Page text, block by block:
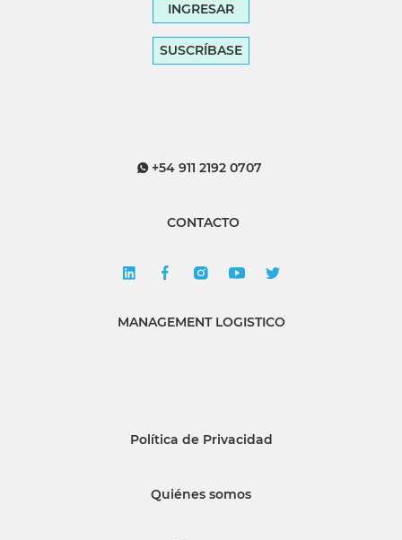
INGRESAR
SUSCRÍBASE
+54 911 2192 0707
CONTACTO
MANAGEMENT LOGISTICO
Política de Privacidad
Quiénes somos